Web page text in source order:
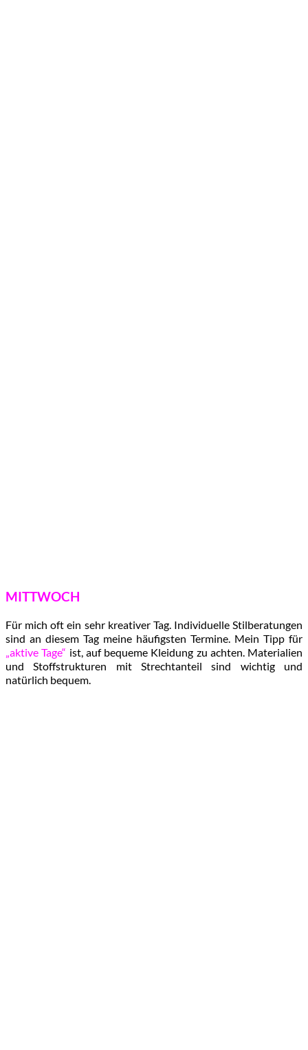
MITTWOCH
Für mich oft ein sehr kreativer Tag. Individuelle Stilberatungen
sind an diesem Tag meine häufigsten Termine. Mein Tipp für
„aktive Tage“ ist, auf bequeme Kleidung zu achten. Materialien
und Stoffstrukturen mit Strechtanteil sind wichtig und
natürlich bequem.